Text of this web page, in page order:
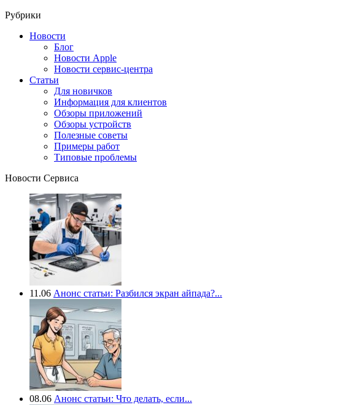
Рубрики
Новости
Блог
Новости Apple
Новости сервис-центра
Статьи
Для новичков
Информация для клиентов
Обзоры приложений
Обзоры устройств
Полезные советы
Примеры работ
Типовые проблемы
Новости Сервиса
11.06 Анонс статьи: Разбился экран айпада?...
08.06 Анонс статьи: Что делать, если...